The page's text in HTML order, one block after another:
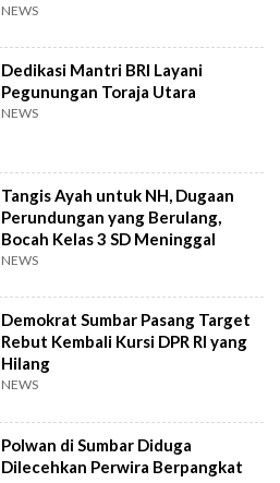
NEWS
Dedikasi Mantri BRI Layani
Pegunungan Toraja Utara
NEWS
Tangis Ayah untuk NH, Dugaan
Perundungan yang Berulang,
Bocah Kelas 3 SD Meninggal
NEWS
Demokrat Sumbar Pasang Target
Rebut Kembali Kursi DPR RI yang
Hilang
NEWS
Polwan di Sumbar Diduga
Dilecehkan Perwira Berpangkat